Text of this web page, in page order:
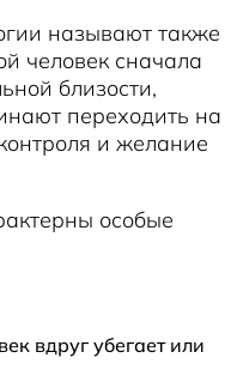
называют также
человек сначала
близости,
переходить на
и желание
особые
вдруг убегает или